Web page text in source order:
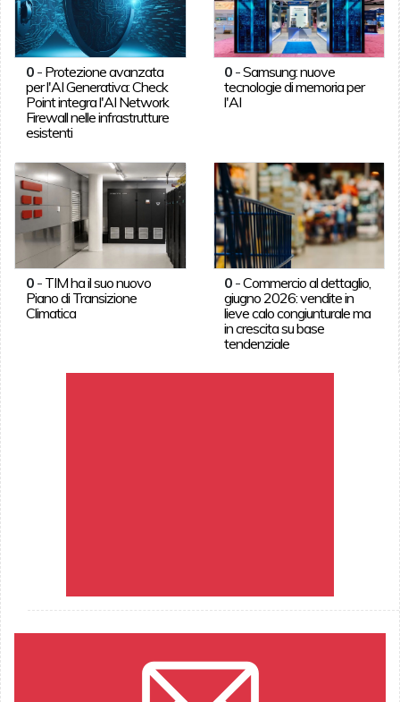
0- Protezione avanzata
per l'AI Generativa: Check
Point integra l'AI Network
Firewall nelle infrastrutture
esistenti
0 -Samsung: nuove
tecnologie di memoria per
l'AI
0- TIM ha il suo nuovo
Piano di Transizione
Climatica
0 -Commercio al dettaglio,
giugno 2026: vendite in
lieve calo congiunturale ma
in crescita su base
tendenziale